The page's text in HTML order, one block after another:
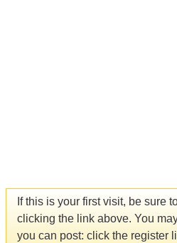
If this is your first visit, be sure
clicking the link above. You
you can post: click the register